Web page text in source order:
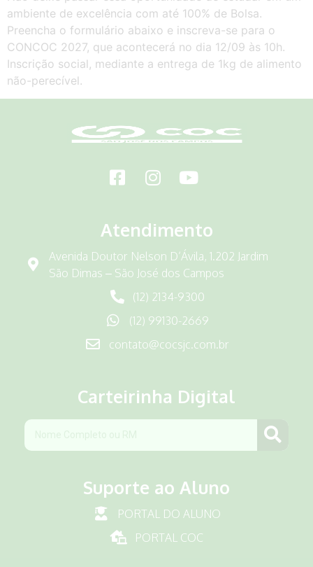
ambiente de excelência com até 100% de Bolsa.
Preencha o formulário abaixo e inscreva-se para o
CONCOC 2027, que acontecerá no dia 12/09 às 10h.
Inscrição social, mediante a entrega de 1kg de alimento
não-perecível.
Atendimento
Avenida Doutor Nelson D’Ávila, 1.202 Jardim
São Dimas – São José dos Campos
(12) 2134-9300
(12) 99130-2669
contato@cocsjc.com.br
Carteirinha Digital
Suporte ao Aluno
PORTAL DO ALUNO
PORTAL COC